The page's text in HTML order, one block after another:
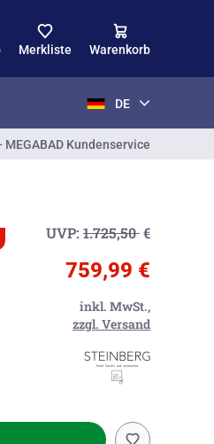
Merkliste Warenkorb
DE
MEGABAD Kundenservice
UVP: 1.725,50€
759,99 €
inkl. MwSt.,
zzgl. Versand